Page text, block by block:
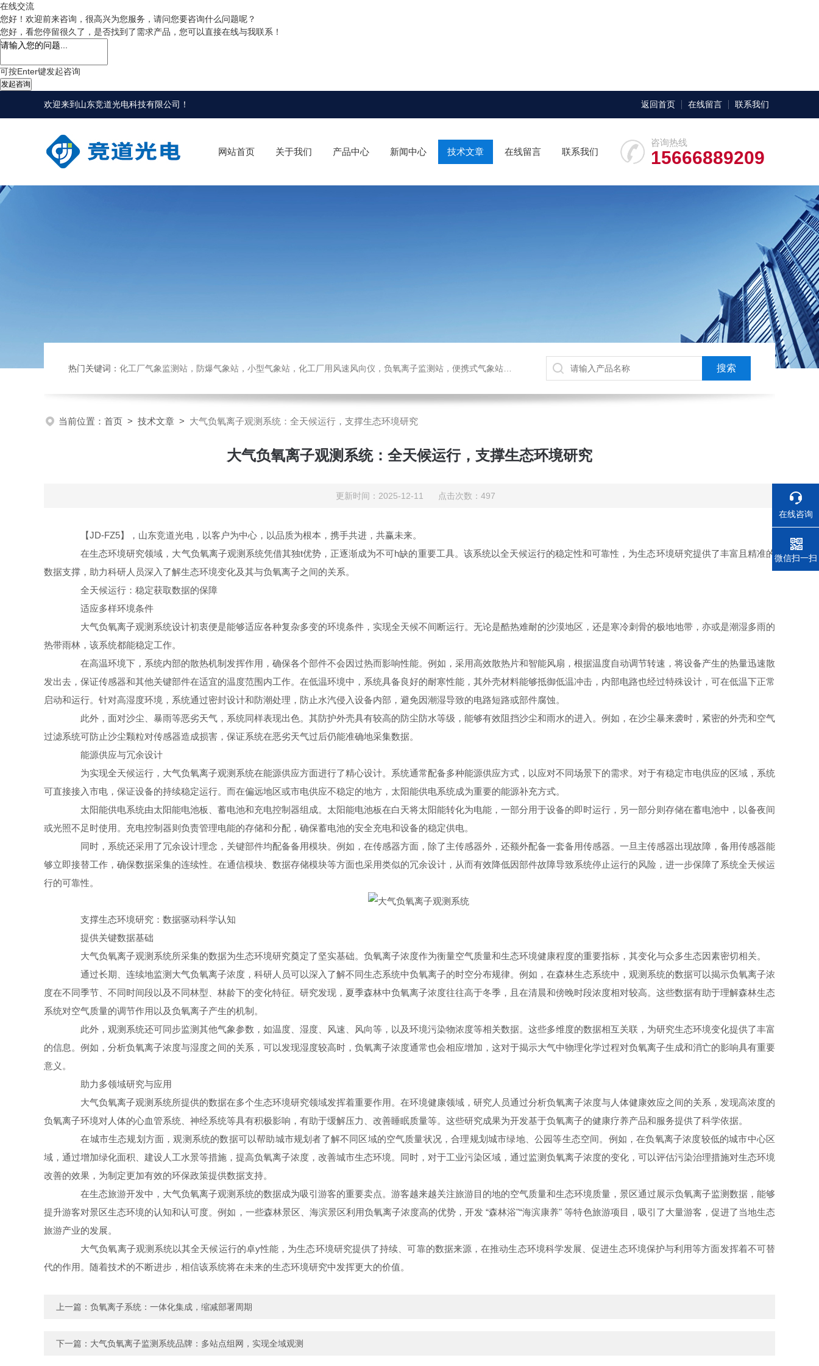
在线交流
您好！欢迎前来咨询，很高兴为您服务，请问您要咨询什么问题呢？
您好，看您停留很久了，是否找到了需求产品，您可以直接在线与我联系！
可按Enter键发起咨询
发起咨询
欢迎来到 山东竞道光电科技有限公司 ！ 返回首页 在线留言 联系我们
咨询热线
15666889209
网站首页 关于我们 产品中心 新闻中心 技术文章 在线留言 联系我们
热门关键词： 化工厂气象监测站，防爆气象站，小型气象站，化工厂用风速风向仪，负氧离子监测站，便携式气象站，水位监测站
当前位置： 首页 > 技术文章 > 大气负氧离子观测系统：全天候运行，支撑生态环境研究
大气负氧离子观测系统：全天候运行，支撑生态环境研究
更新时间：2025-12-11 点击次数：497
【JD-FZ5】，山东竞道光电，以客户为中心，以品质为根本，携手共进，共赢未来。
在生态环境研究领域，大气负氧离子观测系统凭借其独t优势，正逐渐成为不可h缺的重要工具。该系统以全天候运行的稳定性和可靠性，为生态环境研究提供了丰富且精准的
数据支撑，助力科研人员深入了解生态环境变化及其与负氧离子之间的关系。
全天候运行：稳定获取数据的保障
适应多样环境条件
大气负氧离子观测系统设计初衷便是能够适应各种复杂多变的环境条件，实现全天候不间断运行。无论是酷热难耐的沙漠地区，还是寒冷刺骨的极地地带，亦或是潮湿多雨的
热带雨林，该系统都能稳定工作。
在高温环境下，系统内部的散热机制发挥作用，确保各个部件不会因过热而影响性能。例如，采用高效散热片和智能风扇，根据温度自动调节转速，将设备产生的热量迅速散
发出去，保证传感器和其他关键部件在适宜的温度范围内工作。在低温环境中，系统具备良好的耐寒性能，其外壳材料能够抵御低温冲击，内部电路也经过特殊设计，可在低温下正常
启动和运行。针对高湿度环境，系统通过密封设计和防潮处理，防止水汽侵入设备内部，避免因潮湿导致的电路短路或部件腐蚀。
此外，面对沙尘、暴雨等恶劣天气，系统同样表现出色。其防护外壳具有较高的防尘防水等级，能够有效阻挡沙尘和雨水的进入。例如，在沙尘暴来袭时，紧密的外壳和空气
过滤系统可防止沙尘颗粒对传感器造成损害，保证系统在恶劣天气过后仍能准确地采集数据。
能源供应与冗余设计
为实现全天候运行，大气负氧离子观测系统在能源供应方面进行了精心设计。系统通常配备多种能源供应方式，以应对不同场景下的需求。对于有稳定市电供应的区域，系统
可直接接入市电，保证设备的持续稳定运行。而在偏远地区或市电供应不稳定的地方，太阳能供电系统成为重要的能源补充方式。
太阳能供电系统由太阳能电池板、蓄电池和充电控制器组成。太阳能电池板在白天将太阳能转化为电能，一部分用于设备的即时运行，另一部分则存储在蓄电池中，以备夜间
或光照不足时使用。充电控制器则负责管理电能的存储和分配，确保蓄电池的安全充电和设备的稳定供电。
同时，系统还采用了冗余设计理念，关键部件均配备备用模块。例如，在传感器方面，除了主传感器外，还额外配备一套备用传感器。一旦主传感器出现故障，备用传感器能
够立即接替工作，确保数据采集的连续性。在通信模块、数据存储模块等方面也采用类似的冗余设计，从而有效降低因部件故障导致系统停止运行的风险，进一步保障了系统全天候运
行的可靠性。
支撑生态环境研究：数据驱动科学认知
提供关键数据基础
大气负氧离子观测系统所采集的数据为生态环境研究奠定了坚实基础。负氧离子浓度作为衡量空气质量和生态环境健康程度的重要指标，其变化与众多生态因素密切相关。
通过长期、连续地监测大气负氧离子浓度，科研人员可以深入了解不同生态系统中负氧离子的时空分布规律。例如，在森林生态系统中，观测系统的数据可以揭示负氧离子浓
度在不同季节、不同时间段以及不同林型、林龄下的变化特征。研究发现，夏季森林中负氧离子浓度往往高于冬季，且在清晨和傍晚时段浓度相对较高。这些数据有助于理解森林生态
系统对空气质量的调节作用以及负氧离子产生的机制。
此外，观测系统还可同步监测其他气象参数，如温度、湿度、风速、风向等，以及环境污染物浓度等相关数据。这些多维度的数据相互关联，为研究生态环境变化提供了丰富
的信息。例如，分析负氧离子浓度与湿度之间的关系，可以发现湿度较高时，负氧离子浓度通常也会相应增加，这对于揭示大气中物理化学过程对负氧离子生成和消亡的影响具有重要
意义。
助力多领域研究与应用
大气负氧离子观测系统所提供的数据在多个生态环境研究领域发挥着重要作用。在环境健康领域，研究人员通过分析负氧离子浓度与人体健康效应之间的关系，发现高浓度的
负氧离子环境对人体的心血管系统、神经系统等具有积极影响，有助于缓解压力、改善睡眠质量等。这些研究成果为开发基于负氧离子的健康疗养产品和服务提供了科学依据。
在城市生态规划方面，观测系统的数据可以帮助城市规划者了解不同区域的空气质量状况，合理规划城市绿地、公园等生态空间。例如，在负氧离子浓度较低的城市中心区
域，通过增加绿化面积、建设人工水景等措施，提高负氧离子浓度，改善城市生态环境。同时，对于工业污染区域，通过监测负氧离子浓度的变化，可以评估污染治理措施对生态环境
改善的效果，为制定更加有效的环保政策提供数据支持。
在生态旅游开发中，大气负氧离子观测系统的数据成为吸引游客的重要卖点。游客越来越关注旅游目的地的空气质量和生态环境质量，景区通过展示负氧离子监测数据，能够
提升游客对景区生态环境的认知和认可度。例如，一些森林景区、海滨景区利用负氧离子浓度高的优势，开发 “森林浴"“海滨康养" 等特色旅游项目，吸引了大量游客，促进了当地生态
旅游产业的发展。
大气负氧离子观测系统以其全天候运行的卓y性能，为生态环境研究提供了持续、可靠的数据来源，在推动生态环境科学发展、促进生态环境保护与利用等方面发挥着不可替
代的作用。随着技术的不断进步，相信该系统将在未来的生态环境研究中发挥更大的价值。
上一篇： 负氧离子系统：一体化集成，缩减部署周期
下一篇： 大气负氧离子监测系统品牌：多站点组网，实现全域观测
在线咨询
电话
微信扫一扫